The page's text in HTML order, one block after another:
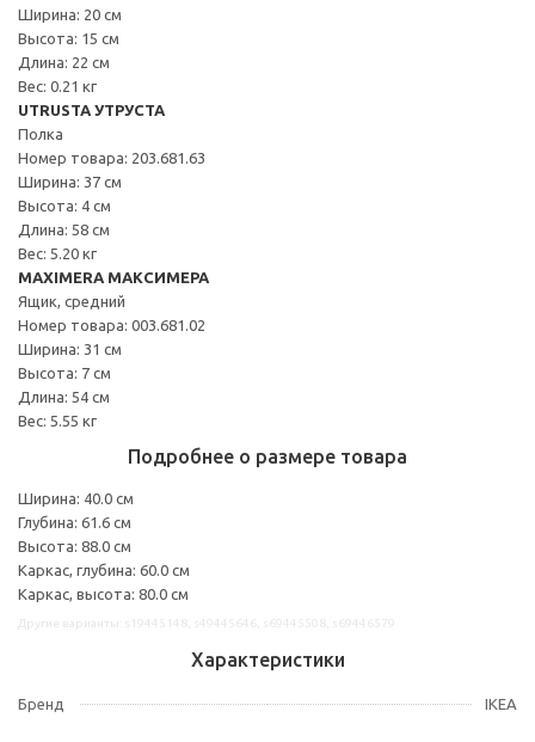
Ширина: 20 см
Высота: 15 см
Длина: 22 см
Вес: 0.21 кг
UTRUSTA УТРУСТА
Полка
Номер товара: 203.681.63
Ширина: 37 см
Высота: 4 см
Длина: 58 см
Вес: 5.20 кг
MAXIMERA МАКСИМЕРА
Ящик, средний
Номер товара: 003.681.02
Ширина: 31 см
Высота: 7 см
Длина: 54 см
Вес: 5.55 кг
Подробнее о размере товара
Ширина: 40.0 см
Глубина: 61.6 см
Высота: 88.0 см
Каркас, глубина: 60.0 см
Каркас, высота: 80.0 см
Характеристики
Бренд IKEA